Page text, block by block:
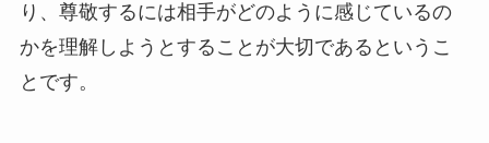
り、尊敬するには相手がどのように感じているの
かを理解しようとすることが大切であるというこ
とです。